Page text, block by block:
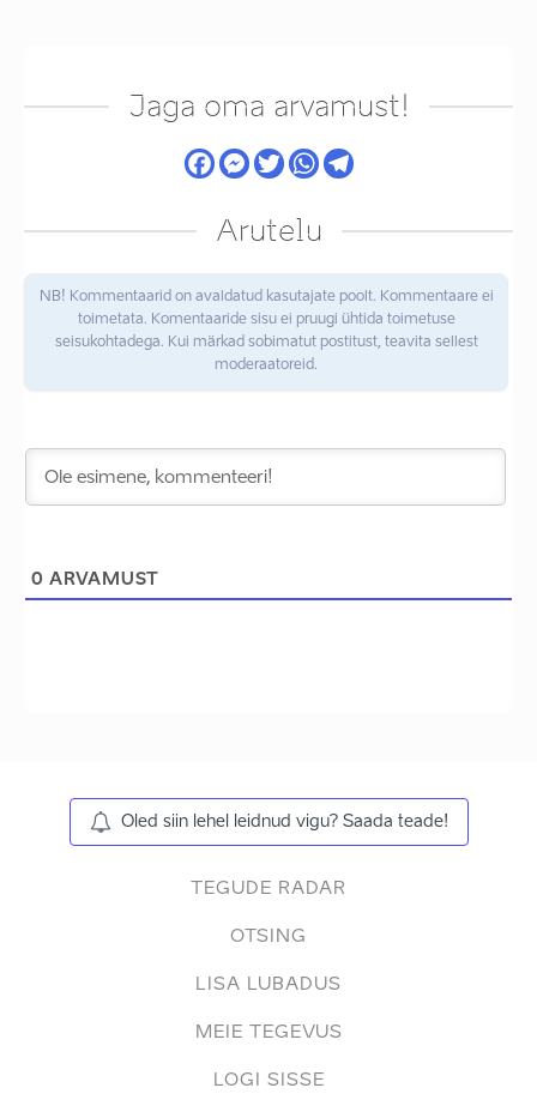
Jaga oma arvamust!
Arutelu
NB! Kommentaarid on avaldatud kasutajate poolt. Kommentaare ei
toimetata. Komentaaride sisu ei pruugi ühtida toimetuse
seisukohtadega. Kui märkad sobimatut postitust, teavita sellest
moderaatoreid.
0 ARVAMUST
Oled siin lehel leidnud vigu? Saada teade!
TEGUDE RADAR
OTSING
LISA LUBADUS
MEIE TEGEVUS
LOGI SISSE